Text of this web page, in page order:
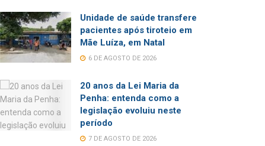
Unidade de saúde transfere
pacientes após tiroteio em
Mãe Luíza, em Natal
6 DE AGOSTO DE 2026
20 anos da Lei Maria da
Penha: entenda como a
legislação evoluiu neste
período
7 DE AGOSTO DE 2026